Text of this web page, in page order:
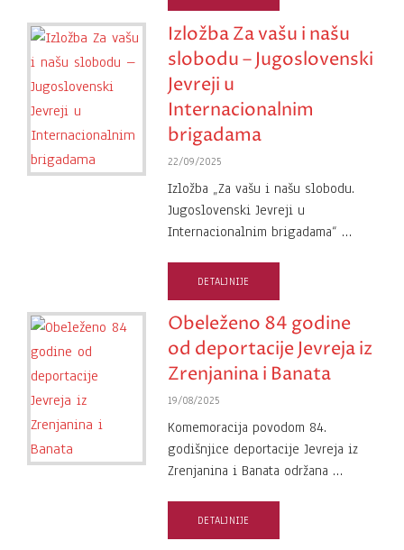
Izložba Za vašu i našu
slobodu – Jugoslovenski
Jevreji u
Internacionalnim
brigadama
22/09/2025
Izložba „Za vašu i našu slobodu.
Jugoslovenski Jevreji u
Internacionalnim brigadama“ …
DETALJNIJE
Obeleženo 84 godine
od deportacije Jevreja iz
Zrenjanina i Banata
19/08/2025
Komemoracija povodom 84.
godišnjice deportacije Jevreja iz
Zrenjanina i Banata održana …
DETALJNIJE